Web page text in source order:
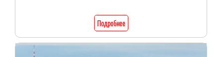
Подробнее